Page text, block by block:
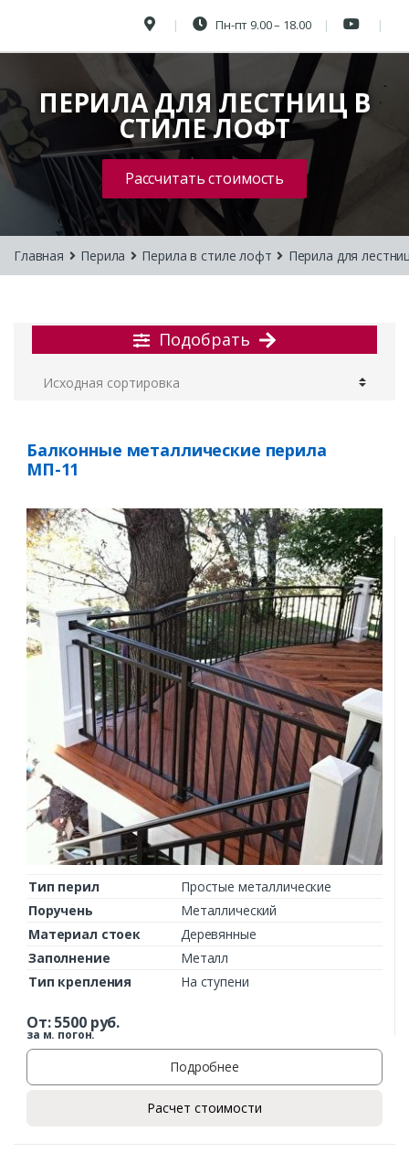
Пн-пт 9.00 – 18.00
ПЕРИЛА ДЛЯ ЛЕСТНИЦ В
СТИЛЕ ЛОФТ
Рассчитать стоимость
Главная Перила Перила в стиле лофт Перила для
Подобрать
Балконные металлические перила
МП-11
Тип перил
Простые металлические
Поручень
Металлический
Материал стоек
Деревянные
Заполнение
Металл
Тип крепления
На ступени
От:5500руб.
за м. погон.
Подробнее
Расчет стоимости